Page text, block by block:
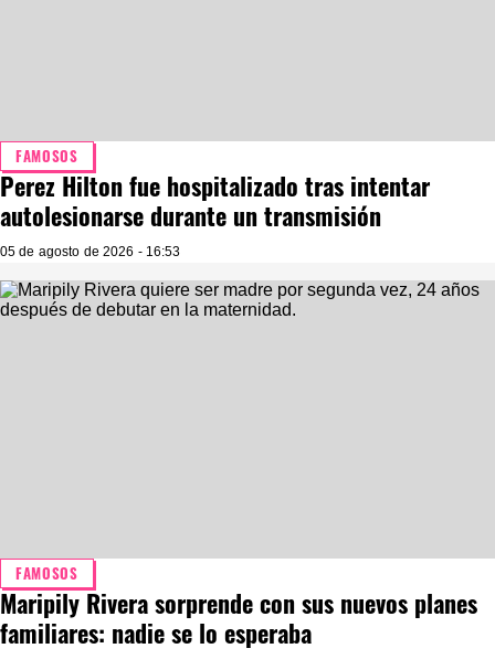
FAMOSOS
Perez Hilton fue hospitalizado tras intentar
autolesionarse durante un transmisión
05 de agosto de 2026 - 16:53
FAMOSOS
Maripily Rivera sorprende con sus nuevos planes
familiares: nadie se lo esperaba